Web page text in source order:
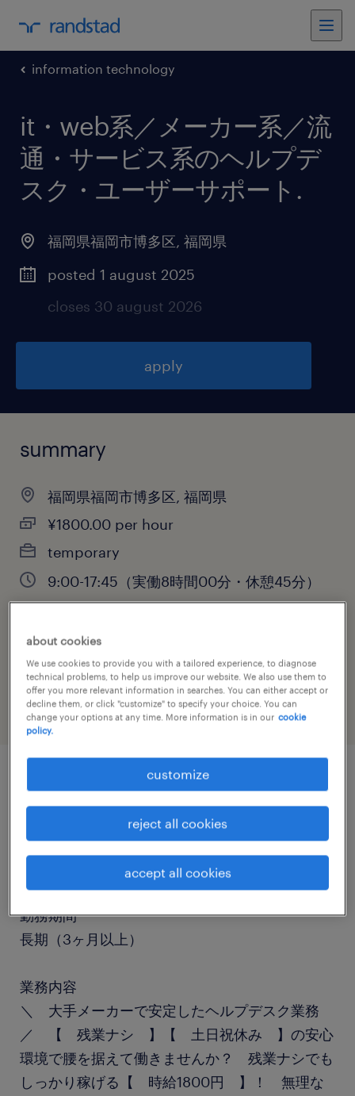
information technology
it・web系／メーカー系／流
通・サービス系のヘルプデ
スク・ユーザーサポート .
福岡県福岡市博多区, 福岡県
posted 1 august 2025
closes 30 august 2026
apply
summary
福岡県福岡市博多区, 福岡県
¥1800.00 per hour
temporary
9:00-17:45（実働8時間00分・休憩45分）
information technology
job details
職種
ヘルプデスク・ユーザーサポート
勤務期間
長期（3ヶ月以上）
業務内容
＼ 大手メーカーで安定したヘルプデスク業務
／ 【 残業ナシ 】【 土日祝休み 】の安心
環境で腰を据えて働きませんか？ 残業ナシでも
しっかり稼げる【 時給1800円 】！ 無理な
about cookies
We use cookies to provide you with a tailored experience, to diagnose
technical problems, to help us improve our website. We also use them to
offer you more relevant information in searches. You can either accept or
decline them, or click "customize" to specify your choice. You can
change your options at any time. More information is in our cookie
policy.
customize
reject all cookies
accept all cookies